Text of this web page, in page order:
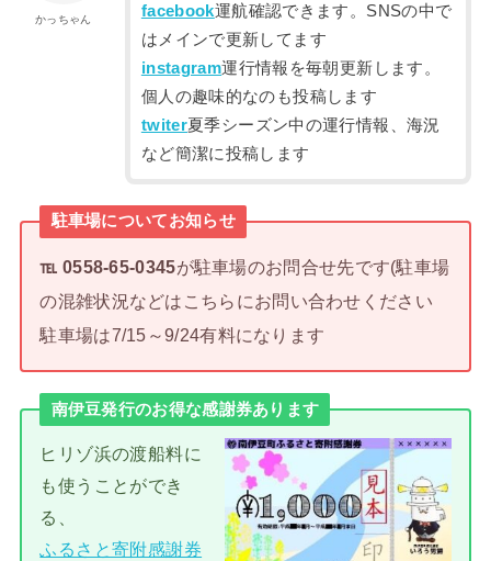
かっちゃん facebook運航確認できます。SNSの中で
はメインで更新してます
instagram運行情報を毎朝更新します。
個人の趣味的なのも投稿します
twiter夏季シーズン中の運行情報、海況
など簡潔に投稿します
駐車場についてお知らせ
℡ 0558-65-0345が駐車場のお問合せ先です(駐車場
の混雑状況などはこちらにお問い合わせください
駐車場は7/15～9/24有料になります
南伊豆発行のお得な感謝券あります
ヒリゾ浜の渡船料に
も使うことができ
る、
ふるさと寄附感謝券